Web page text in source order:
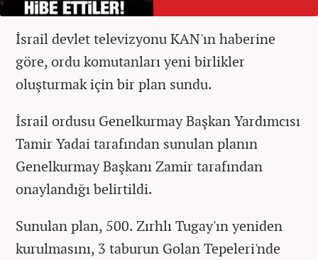
İsrail devlet televizyonu KAN'ın haberine
göre, ordu komutanları yeni birlikler
oluşturmak için bir plan sundu.
İsrail ordusu Genelkurmay Başkan Yardımcısı
Tamir Yadai tarafından sunulan planın
Genelkurmay Başkanı Zamir tarafından
onaylandığı belirtildi.
Sunulan plan, 500. Zırhlı Tugay'ın yeniden
kurulmasını, 3 taburun Golan Tepeleri'nde